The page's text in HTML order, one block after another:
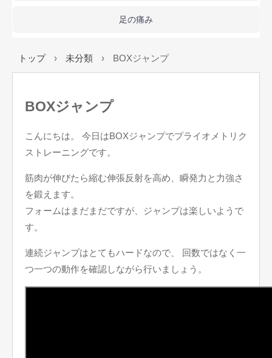
足の痛み
トップ › 未分類 › BOXジャンプ
BOXジャンプ
こんにちは。 今日はBOXジャンプでプライオメトリク
ストレーニングです。
筋肉が伸びたら縮む伸張反射を高め、瞬発力と力強さ
を鍛えます。
フォームはまだまだですが、ジャンプは楽しいようで
す。
連続ジャンプはとてもハードなので、 回数ではなく一
つ一つの動作を確認しながら行いましょう。